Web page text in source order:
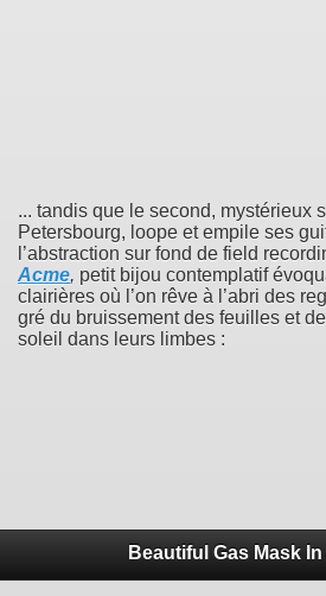
... tandis que le second, mystérieux
Petersbourg, loope et empile ses
l’abstraction sur fond de field
Acme, petit bijou contemplatif
clairières où l’on rêve à l’abri des
gré du bruissement des feuilles et
soleil dans leurs limbes :
Beautiful Gas Mask